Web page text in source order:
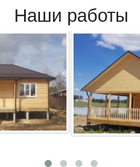
Наши работы